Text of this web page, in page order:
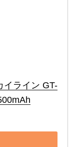
イライン GT-